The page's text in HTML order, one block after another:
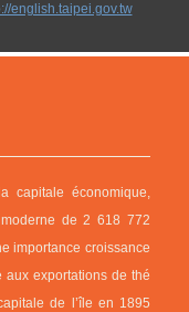
capitale économique,
de 2 618 772
importance croissance
exportations de thé
de l’île en 1895
english.taipei.gov.tw